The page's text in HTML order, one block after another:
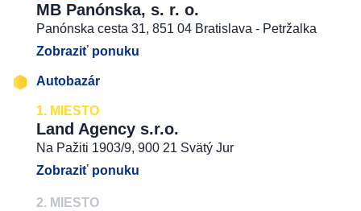
MB Panónska, s. r. o.
Panónska cesta 31, 851 04 Bratislava - Petržalka
Zobraziť ponuku
Autobazár
1. MIESTO
Land Agency s.r.o.
Na Pažiti 1903/9, 900 21 Svätý Jur
Zobraziť ponuku
2. MIESTO